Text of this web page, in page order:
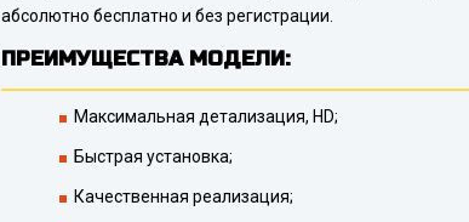
абсолютно бесплатно и без регистрации.
ПРЕИМУЩЕСТВА МОДЕЛИ:
Максимальная детализация, HD;
Быстрая установка;
Качественная реализация;